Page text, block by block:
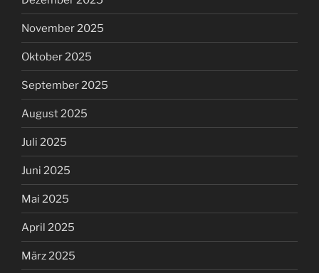
November 2025
Oktober 2025
September 2025
August 2025
Juli 2025
Juni 2025
Mai 2025
April 2025
März 2025